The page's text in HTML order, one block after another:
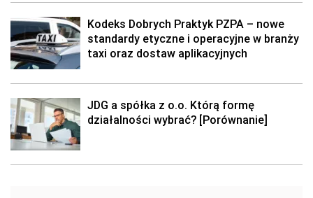
Kodeks Dobrych Praktyk PZPA – nowe
standardy etyczne i operacyjne w branży
taxi oraz dostaw aplikacyjnych
JDG a spółka z o.o. Którą formę
działalności wybrać? [Porównanie]